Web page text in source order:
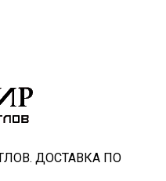
ДОСТАВКА ПО